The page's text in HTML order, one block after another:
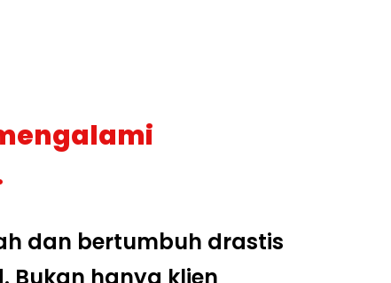
dan bertumbuh drastis
Bukan hanya klien